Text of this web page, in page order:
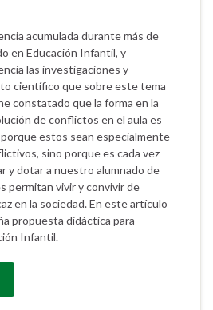
acumulada durante más de
en Educación Infantil, y
las investigaciones y
científico que sobre este tema
constatado que la forma en la
de conflictos en el aula es
estos sean especialmente
sino porque es cada vez
y dotar a nuestro alumnado de
permitan vivir y convivir de
en la sociedad. En este artículo
propuesta didáctica para
Infantil.